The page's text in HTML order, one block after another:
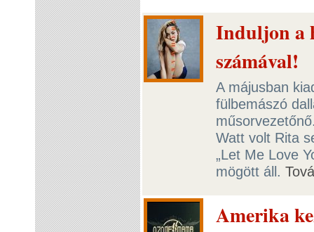
Induljon a
számával!
A májusban
fülbemászó
Watt volt Rita
„Let Me Love
mögött áll.
Amerika